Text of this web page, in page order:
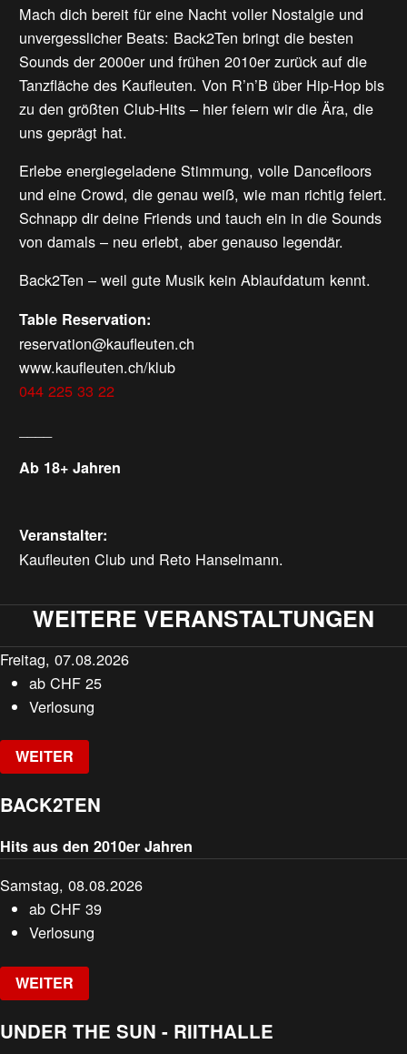
Mach dich bereit für eine Nacht voller Nostalgie und
unvergesslicher Beats: Back2Ten bringt die besten
Sounds der 2000er und frühen 2010er zurück auf die
Tanzfläche des Kaufleuten. Von R’n’B über Hip-Hop bis
zu den größten Club-Hits – hier feiern wir die Ära, die
uns geprägt hat.
Erlebe energiegeladene Stimmung, volle Dancefloors
und eine Crowd, die genau weiß, wie man richtig feiert.
Schnapp dir deine Friends und tauch ein in die Sounds
von damals – neu erlebt, aber genauso legendär.
Back2Ten – weil gute Musik kein Ablaufdatum kennt.
Table Reservation:
reservation@kaufleuten.ch
www.kaufleuten.ch/klub
044 225 33 22
Ab 18+ Jahren
Veranstalter:
Kaufleuten Club und Reto Hanselmann.
WEITERE VERANSTALTUNGEN
Freitag, 07.08.2026
abCHF 25
Verlosung
WEITER
BACK2TEN
Hits aus den 2010er Jahren
Samstag, 08.08.2026
abCHF 39
Verlosung
WEITER
UNDER THE SUN - RIITHALLE